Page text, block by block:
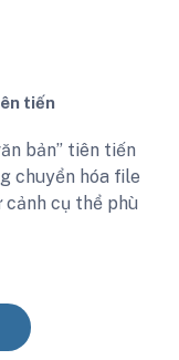
tiến
bản” tiên tiến
chuyển hóa file
cảnh cụ thể phù